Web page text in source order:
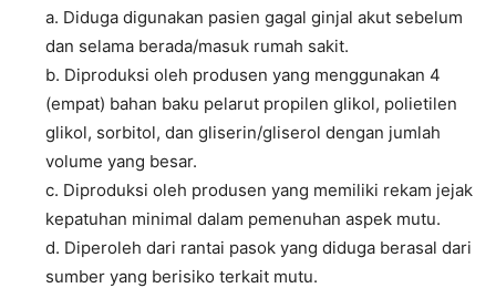
a. Diduga digunakan pasien gagal ginjal akut sebelum
dan selama berada/masuk rumah sakit.
b. Diproduksi oleh produsen yang menggunakan 4
(empat) bahan baku pelarut propilen glikol, polietilen
glikol, sorbitol, dan gliserin/gliserol dengan jumlah
volume yang besar.
c. Diproduksi oleh produsen yang memiliki rekam jejak
kepatuhan minimal dalam pemenuhan aspek mutu.
d. Diperoleh dari rantai pasok yang diduga berasal dari
sumber yang berisiko terkait mutu.